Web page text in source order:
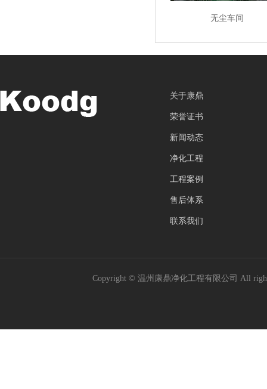
无尘车间
关于康鼎
荣誉证书
新闻动态
净化工程
工程案例
售后体系
联系我们
Copyright © 温州康鼎净化工程有限公司 All